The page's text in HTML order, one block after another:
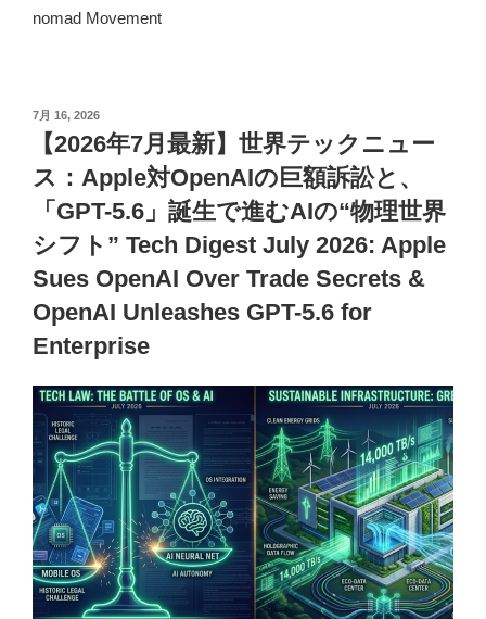
nomad Movement
投
日:
7月 16, 2026
【2026年7月最新】世界テックニュー
ス：Apple対OpenAIの巨額訴訟と、
「GPT-5.6」誕生で進むAIの“物理世界
シフト” Tech Digest July 2026: Apple
Sues OpenAI Over Trade Secrets &
OpenAI Unleashes GPT-5.6 for
Enterprise